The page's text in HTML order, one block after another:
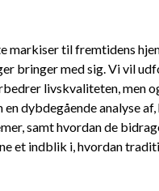
til fremtidens
bringer med sig. Vi vil
livskvaliteten, men
dybdegående analyse
samt hvordan de
et indblik i, hvordan